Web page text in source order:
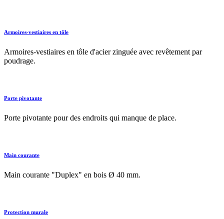
Armoires-vestiaires en tôle
Armoires-vestiaires en tôle d'acier zinguée avec revêtement par
poudrage.
Porte pivotante
Porte pivotante pour des endroits qui manque de place.
Main courante
Main courante "Duplex" en bois Ø 40 mm.
Protection murale